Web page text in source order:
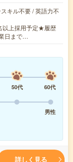
キル不要 / 英語力不
上採用予定★履歴
日まで…
50代
60代
男性
詳しく見る